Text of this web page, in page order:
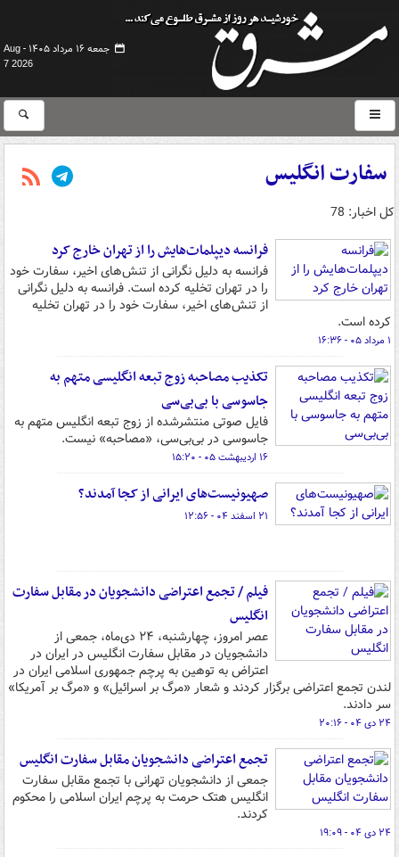
جمعه ۱۶ مرداد ۱۴۰۵ -
Aug
7 2026
سفارت انگلیس
کل اخبار: 78
فرانسه دیپلمات‌هایش را از تهران خارج کرد
فرانسه به دلیل نگرانی از تنش‌های اخیر، سفارت خود
را در تهران تخلیه کرده است. فرانسه به دلیل نگرانی
از تنش‌های اخیر، سفارت خود را در تهران تخلیه
کرده است.
۱ مرداد ۰۵ - ۱۶:۳۶
تکذیب مصاحبه زوج تبعه انگلیسی متهم به
جاسوسی با بی‌بی‌سی
فایل صوتی منتشرشده از زوج تبعه انگلیس متهم به
جاسوسی در بی‌بی‌سی، «مصاحبه» نیست.
۱۶ اردیبهشت ۰۵ - ۱۵:۲۰
صهیونیست‌های ایرانی از کجا آمدند؟
۲۱ اسفند ۰۴ - ۱۲:۵۶
فیلم / تجمع اعتراضی دانشجویان در مقابل سفارت
انگلیس
عصر امروز، چهارشنبه، ۲۴ دی‌ماه، جمعی از
دانشجویان در مقابل سفارت انگلیس در ایران در
اعتراض به توهین به پرچم جمهوری اسلامی ایران در
لندن تجمع اعتراضی برگزار کردند و شعار «مرگ بر اسرائیل» و «مرگ بر آمریکا»
سر دادند.
۲۴ دی ۰۴ - ۲۰:۱۶
تجمع اعتراضی دانشجویان مقابل سفارت انگلیس
جمعی از دانشجویان تهرانی با تجمع مقابل سفارت
انگلیس هتک حرمت به پرچم ایران اسلامی را محکوم
کردند.
۲۴ دی ۰۴ - ۱۹:۰۹